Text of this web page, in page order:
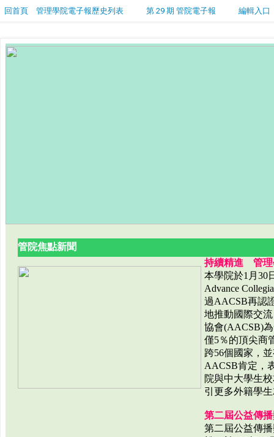
回首頁 管理學院電子報歷史列表 第 29 期 管院電子報 編輯入口